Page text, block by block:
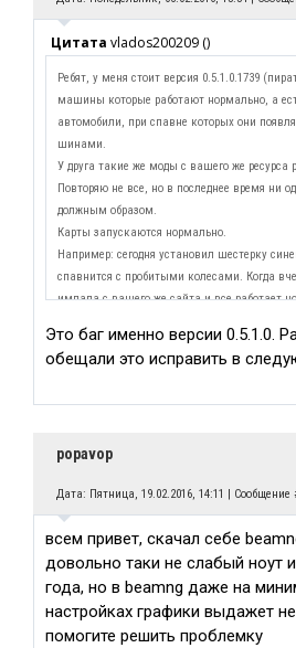
Цитата vlados200209 ()
Ребят, у меня стоит версия 0.5.1.0.1739
машины которые работают нормально, а
автомобили, при спавне которых они
шинами.
У друга такие же моды с вашего же ресурса
Повторяю не все, но в последнее время ни
должным образом.
Карты запускаются нормально.
Например: сегодня установил шестерку
спавнится с пробитыми колесами. Когда
импала с вашего же сайта и все работает
Помогите пожалуйста. Буду очень
Заранее спасибо
Это баг именно версии 0.5.1.0.
обещали это исправить в
popavop
Дата: Пятница, 19.02.2016, 14:11 | Сообщение
всем привет, скачал себе
довольно таки не слабый ноут
года, но в beamng даже на
настройках графики выдажет
помогите решить проблемку